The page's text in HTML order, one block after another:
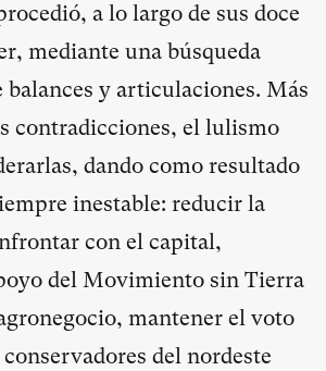
a lo largo de sus doce
mediante una búsqueda
balances y articulaciones. Más
contradicciones, el lulismo
dando como resultado
inestable: reducir la
con el capital,
del Movimiento sin Tierra
mantener el voto
del nordeste